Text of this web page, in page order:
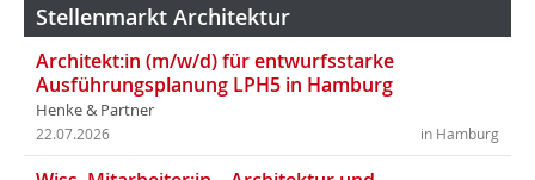
Stellenmarkt Architektur
Architekt:in (m/w/d) für entwurfsstarke
Ausführungsplanung LPH5 in Hamburg
Henke & Partner
in Hamburg
22.07.2026